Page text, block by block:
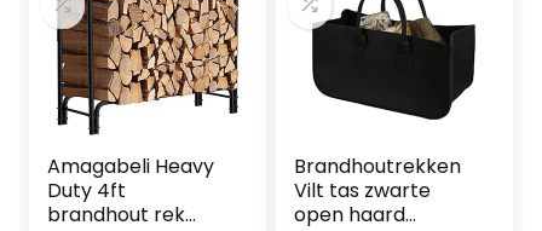
Amagabeli Heavy
Duty 4ft
brandhout rek
Brandhoutrekken
Vilt tas zwarte
open haard